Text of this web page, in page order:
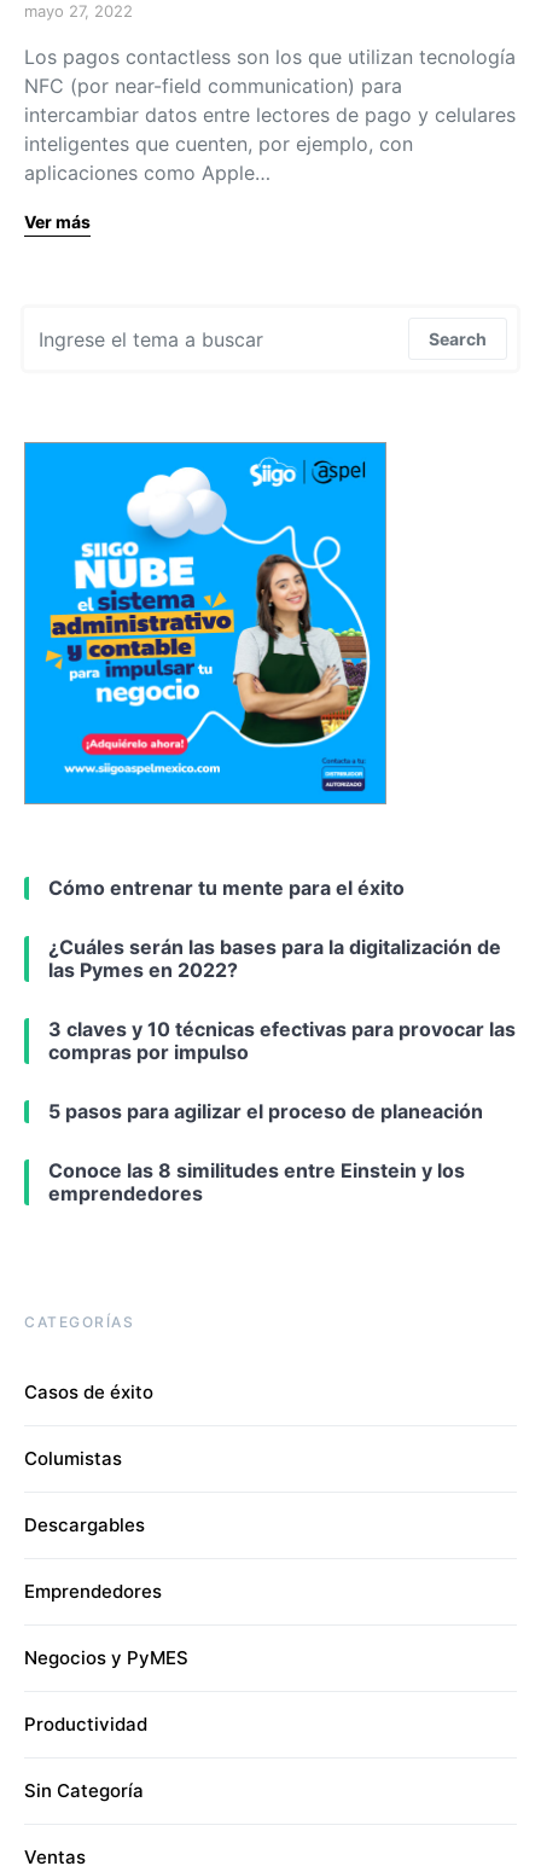
mayo 27, 2022
Los pagos contactless son los que utilizan tecnología
NFC (por near-field communication) para
intercambiar datos entre lectores de pago y celulares
inteligentes que cuenten, por ejemplo, con
aplicaciones como Apple…
Ver más
Search
Cómo entrenar tu mente para el éxito
¿Cuáles serán las bases para la digitalización de
las Pymes en 2022?
3 claves y 10 técnicas efectivas para provocar las
compras por impulso
5 pasos para agilizar el proceso de planeación
Conoce las 8 similitudes entre Einstein y los
emprendedores
CATEGORÍAS
Casos de éxito
Columistas
Descargables
Emprendedores
Negocios y PyMES
Productividad
Sin Categoría
Ventas